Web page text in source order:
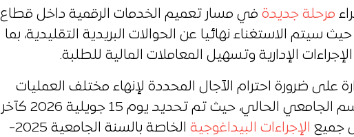
مرحلة جديدة في مسار تعميم الخدمات الرقمية داخل قطاع
حيث سيتم الاستغناء نهائيا عن الحوالات البريدية التقليدية، بما
الإدارية وتسهيل المعاملات المالية للطلبة.
على ضرورة احترام الآجال المحددة لإنهاء مختلف العمليات
المتعلقة بالموسم الجامعي الحالي، حيث تم تحديد يوم 15 جويلية 2026 كآخر
جميع الإجراءات البيداغوجية
الخاصة بالسنة الجامعية 2025-